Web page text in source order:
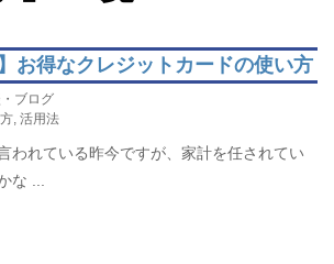
お得なクレジットカードの使い方
ブログ
, 活用法
われている昨今ですが、家計を任されてい
な ...